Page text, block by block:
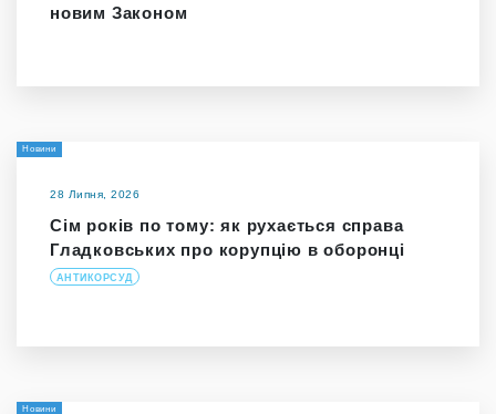
новим Законом
Новини
28 Липня, 2026
Сім років по тому: як рухається справа
Гладковських про корупцію в оборонці
АНТИКОРСУД
Новини